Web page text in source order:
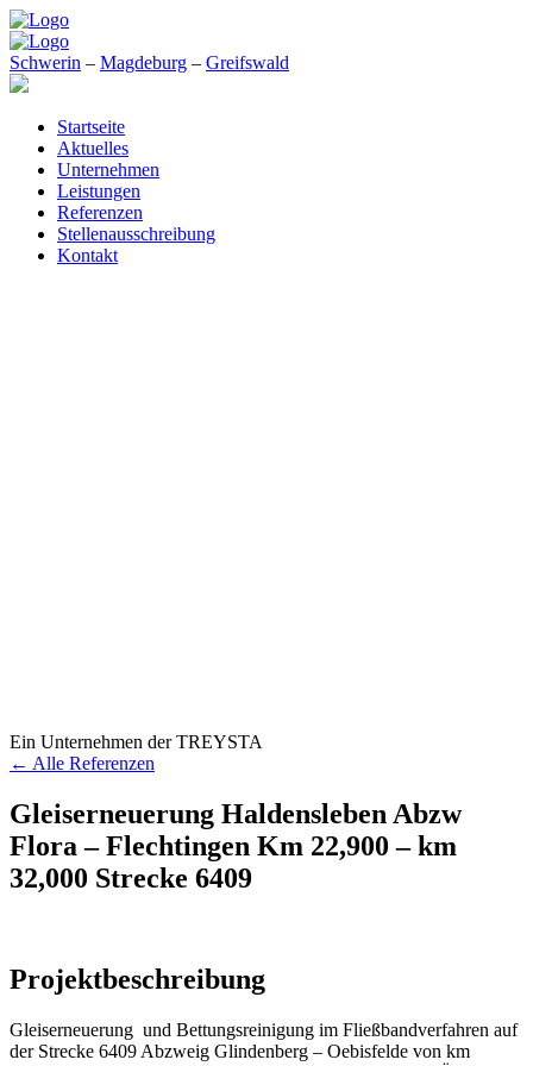
Schwerin – Magdeburg – Greifswald
Startseite
Aktuelles
Unternehmen
Leistungen
Referenzen
Stellenausschreibung
Kontakt
Ein Unternehmen der TREYSTA
← Alle Referenzen
Gleiserneuerung Haldensleben Abzw
Flora – Flechtingen Km 22,900 – km
32,000 Strecke 6409
Projektbeschreibung
Gleiserneuerung und Bettungsreinigung im Fließbandverfahren auf
der Strecke 6409 Abzweig Glindenberg – Oebisfelde von km